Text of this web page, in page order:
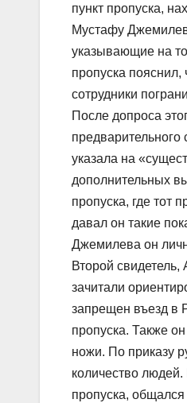
пункт пропуска,
Мустафу
указывающие на
пропуска
сотрудники
После допроса
указала на
дополнительных
пропуска, где тот
давал он такие
Джемилева он
Второй
зачитали
запрещен въезд в
пропуска. Также
ножи. По приказу
количество
пропуска,